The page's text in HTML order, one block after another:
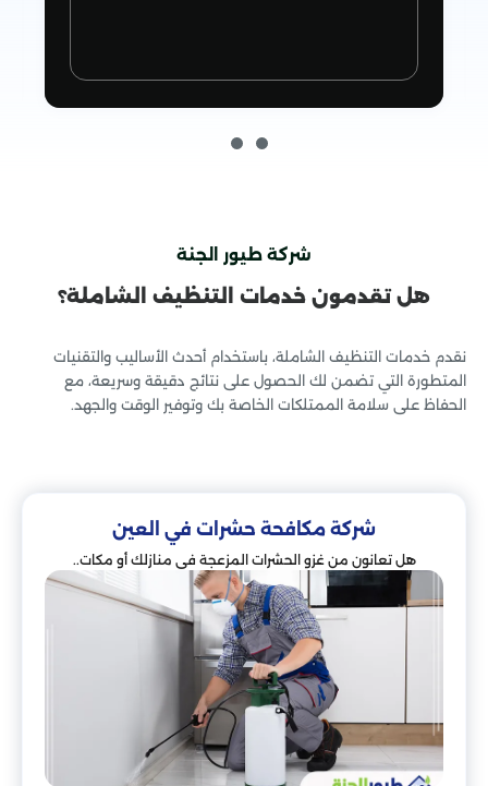
خدمات مكافحة الحشرات
شركة طيور الجنة
هل تقدمون خدمات التنظيف الشاملة؟
نقدم خدمات التنظيف الشاملة، باستخدام أحدث الأساليب والتقنيات
المتطورة التي تضمن لك الحصول على نتائج دقيقة وسريعة، مع
الحفاظ على سلامة الممتلكات الخاصة بك وتوفير الوقت والجهد.
شركة مكافحة حشرات في العين
هل تعانون من غزو الحشرات المزعجة في منازلك أو مكات..